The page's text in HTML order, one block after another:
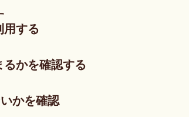
する
かを確認する
かを確認